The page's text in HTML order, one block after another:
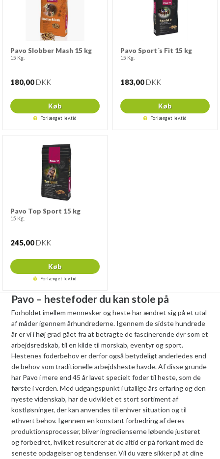
Pavo Slobber Mash 15 kg
15 Kg.
180,00 DKK
Køb
Forlænget lev.tid
Pavo Sport´s Fit 15 kg
15 Kg.
183,00 DKK
Køb
Forlænget lev.tid
Pavo Top Sport 15 kg
15 Kg.
245,00 DKK
Køb
Forlænget lev.tid
Pavo – hestefoder du kan stole på
Forholdet imellem mennesker og heste har ændret sig på et utal
af måder igennem århundrederne. Igennem de sidste hundrede
år er vi i høj grad gået fra at betragte de fascinerende dyr som et
arbejdsredskab, til en kilde til morskab, eventyr og sport.
Hestenes foderbehov er derfor også betydeligt anderledes end
de behov som traditionelle arbejdsheste havde. Af disse grunde
har Pavo i mere end 45 år lavet specielt foder til heste, som de
første i verden. Med udgangspunkt i utallige års erfaring og den
nyeste videnskab, har de udviklet et stort sortiment af
kostløsninger, der kan anvendes til enhver situation og til
ethvert behov. Igennem en konstant forbedring af deres
produktionsprocesser, bliver ingredienserne løbende justeret
og forbedret, hvilket resulterer at de altid er på forkant med de
seneste opdagelser og tendenser. Vil du være sikker på at dine